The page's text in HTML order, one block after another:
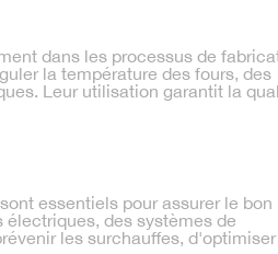
dans les processus de
la température des fours, des
Leur utilisation garantit la
essentiels pour assurer le bon
des systèmes de
les surchauffes,